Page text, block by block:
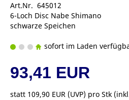
Art.Nr. 645012
6-Loch Disc Nabe Shimano
schwarze Speichen
sofort im Laden
93,41 EUR
statt 109,90 EUR (UVP) pro Stk